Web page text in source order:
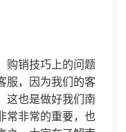
购销技巧上的问题
服，因为我们的客
这也是做好我们南
常非常的重要，也